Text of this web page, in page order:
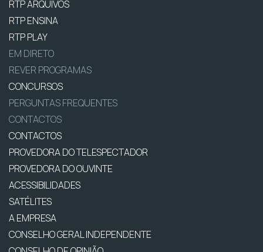
RTP ARQUIVOS
RTP ENSINA
RTP PLAY
EM DIRETO
REVER PROGRAMAS
CONCURSOS
PERGUNTAS FREQUENTES
CONTACTOS
CONTACTOS
PROVEDORA DO TELESPECTADOR
PROVEDORA DO OUVINTE
ACESSIBILIDADES
SATÉLITES
A EMPRESA
CONSELHO GERAL INDEPENDENTE